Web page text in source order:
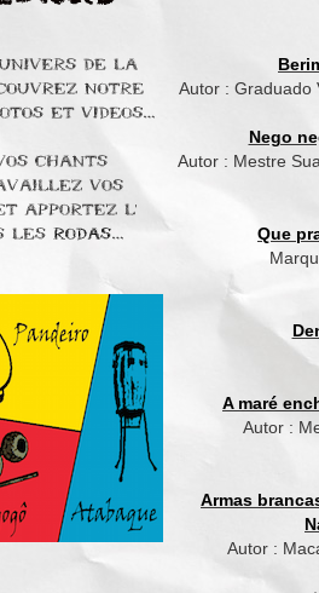
Autor : Graduado
Nego
Autor : Mestre
Que
A maré
Autor :
Armas
Autor :